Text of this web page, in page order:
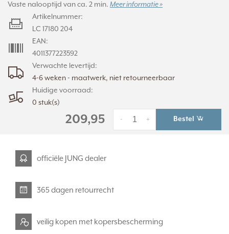
Vaste nalooptijd van ca. 2 min. Meer informatie »
Verwachte levertijd:
4-6 weken - maatwerk, niet retourneerbaar
Huidige voorraad:
0 stuk(s)
Artikelnummer:
LC 17180 204
EAN:
4011377223592
209,95 +
- Bestel
officiële JUNG dealer
365 dagen retourrecht
veilig kopen met kopersbescherming